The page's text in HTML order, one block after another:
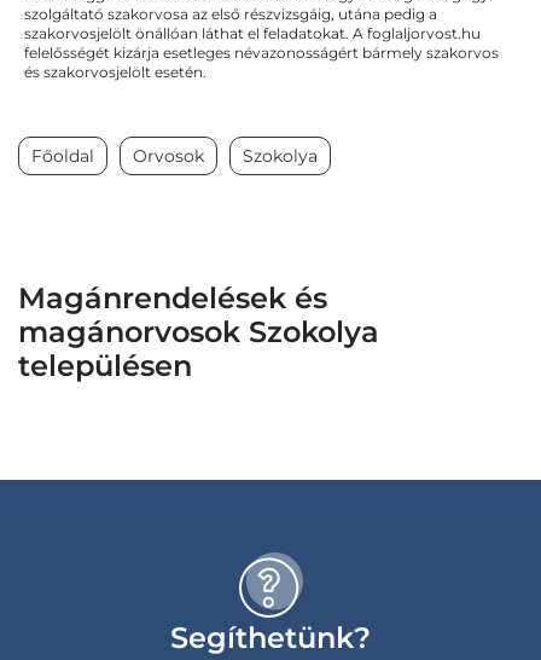
szolgáltató szakorvosa az első részvizsgáig, utána pedig a
szakorvosjelölt önállóan láthat el feladatokat. A foglaljorvost.hu
felelősségét kizárja esetleges névazonosságért bármely szakorvos
és szakorvosjelölt esetén.
Főoldal Orvosok Szokolya
Magánrendelések és
magánorvosok Szokolya
településen
Segíthetünk?